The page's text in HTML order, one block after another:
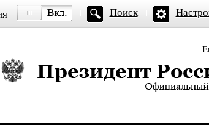
Поиск
Президент России — официальный